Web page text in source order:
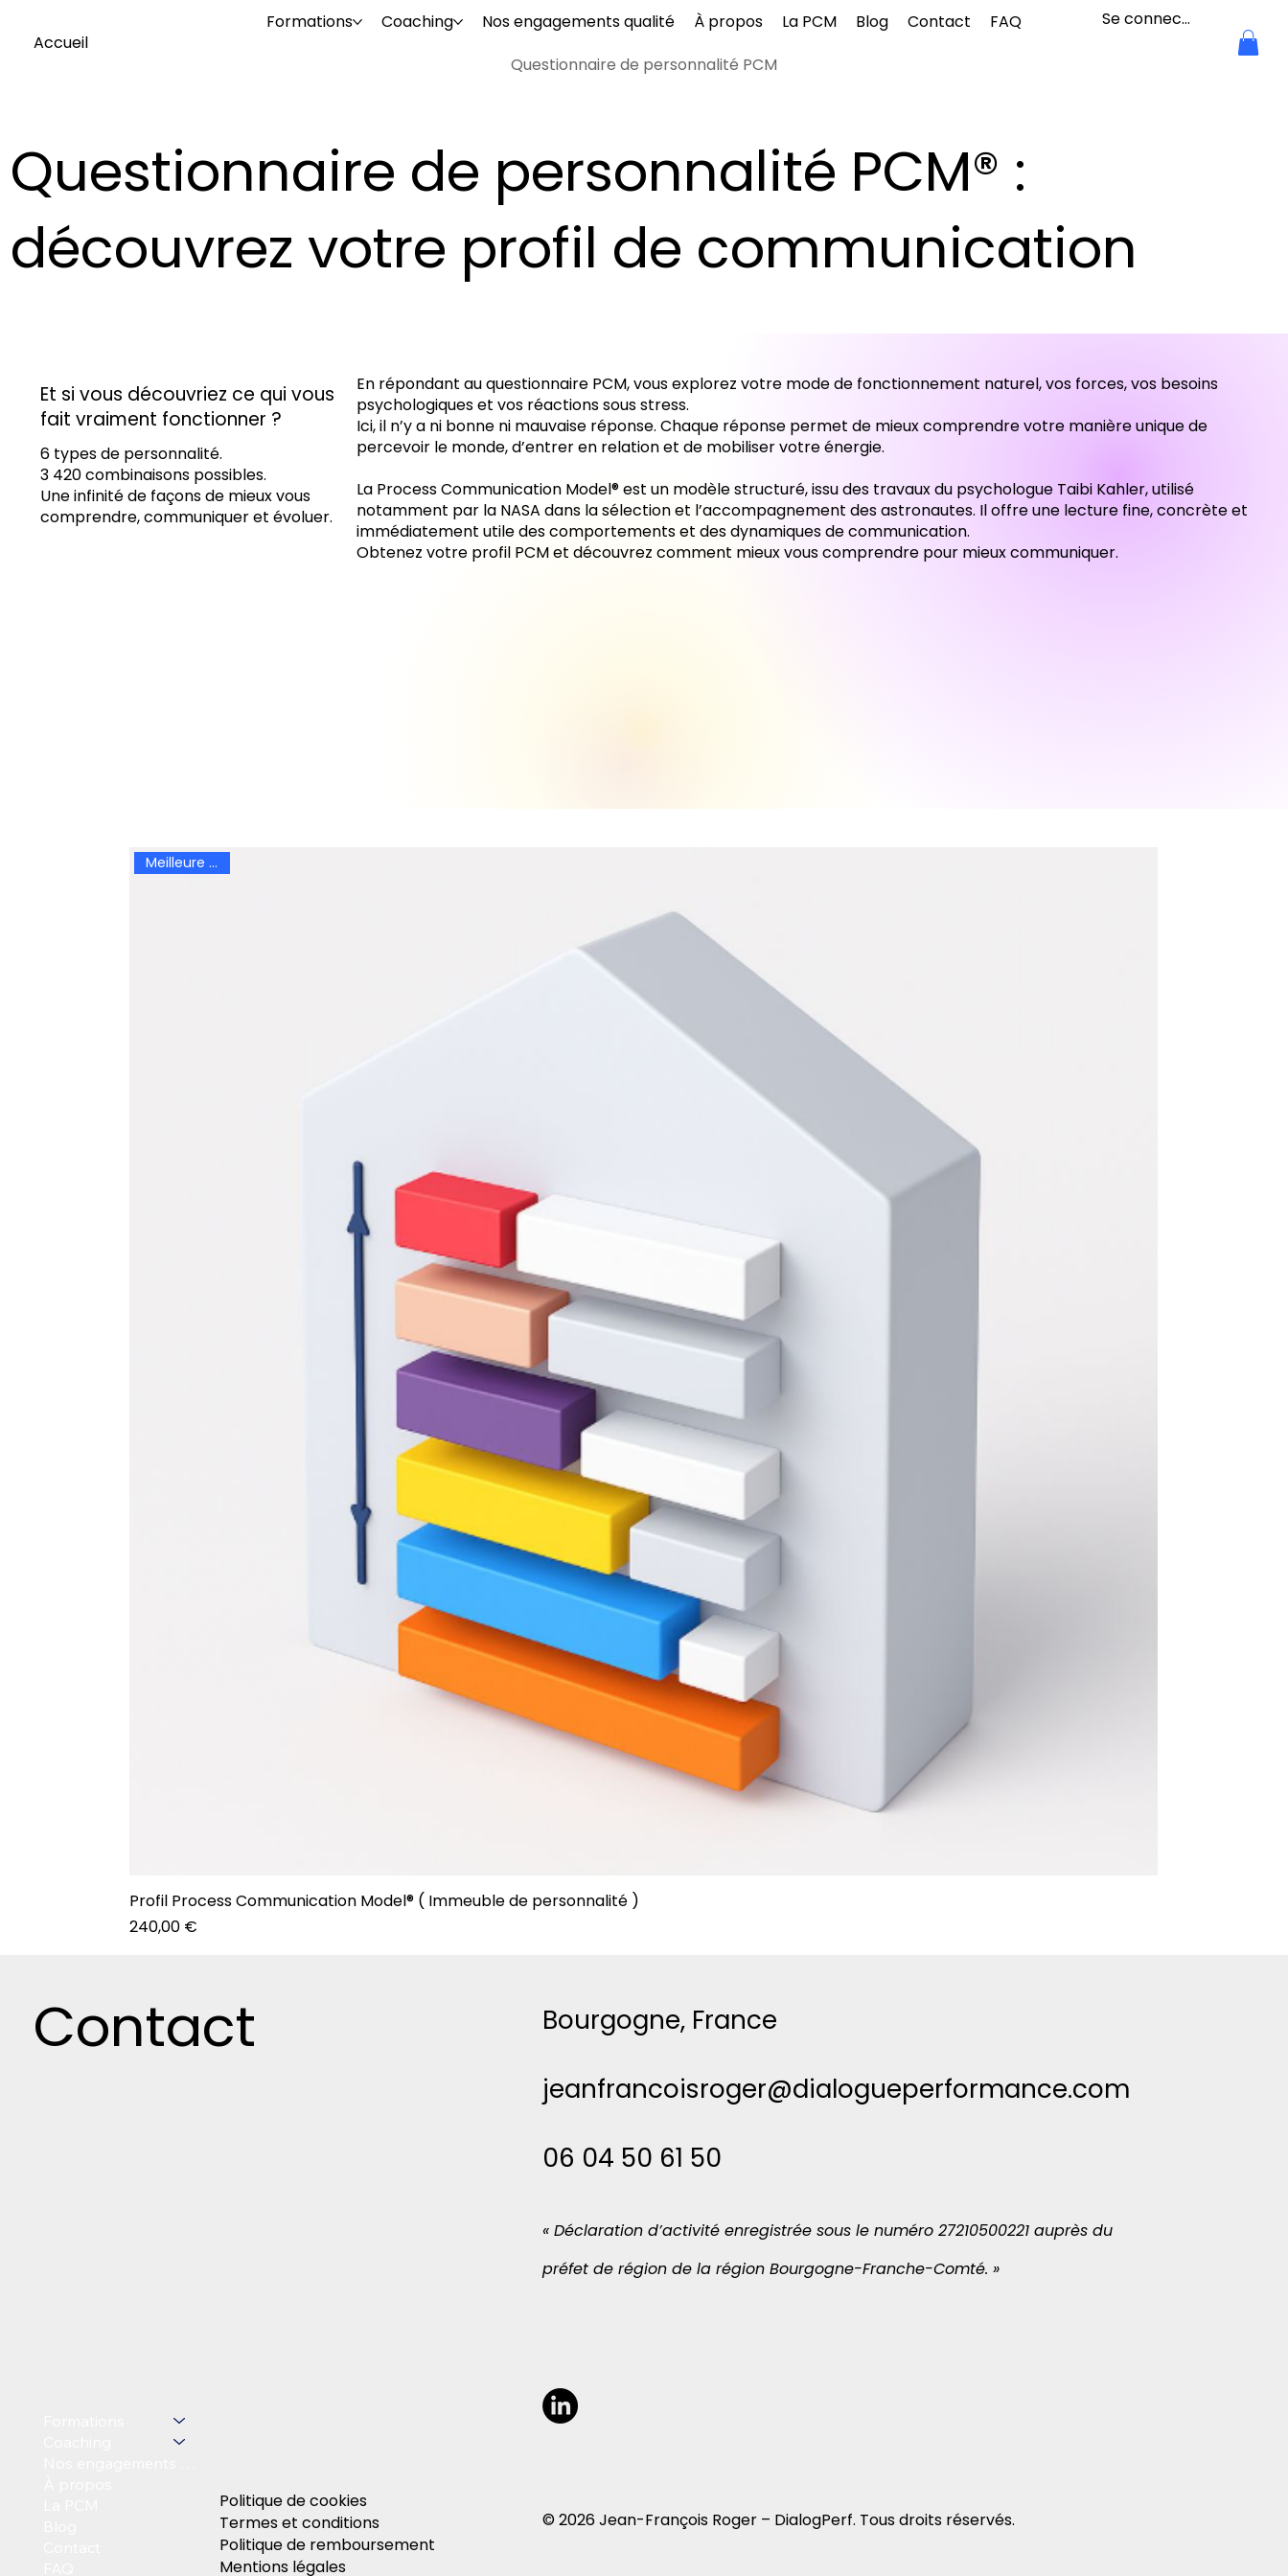
Accueil
Se connecter
Formations Coaching Nos engagements qualité À propos La PCM Blog Contact
FAQ
Questionnaire de personnalité PCM
Questionnaire de personnalité PCM® :
découvrez votre profil de communication
Et si vous découvriez ce qui vous
fait vraiment fonctionner ?
6 types de personnalité.
3 420 combinaisons possibles.
Une infinité de façons de mieux vous
comprendre, communiquer et évoluer.
En répondant au questionnaire PCM, vous explorez votre mode de fonctionnement naturel, vos forces, vos besoins
psychologiques et vos réactions sous stress.
Ici, il n’y a ni bonne ni mauvaise réponse. Chaque réponse permet de mieux comprendre votre manière unique de
percevoir le monde, d’entrer en relation et de mobiliser votre énergie.
La Process Communication Model® est un modèle structuré, issu des travaux du psychologue Taibi Kahler, utilisé
notamment par la NASA dans la sélection et l’accompagnement des astronautes. Il offre une lecture fine, concrète et
immédiatement utile des comportements et des dynamiques de communication.
Obtenez votre profil PCM et découvrez comment mieux vous comprendre pour mieux communiquer.
Aperçu rapide
Meilleure vente
Profil Process Communication Model® ( Immeuble de personnalité )
Prix
240,00 €
Contact
Bourgogne, France
jeanfrancoisroger@dialogueperformance.com
06 04 50 61 50
« Déclaration d’activité enregistrée sous le numéro 27210500221 auprès du
préfet de région de la région Bourgogne-Franche-Comté. »
Politique de cookies
Termes et conditions
Politique de remboursement
Mentions légales
© 2026 Jean-François Roger – DialogPerf. Tous droits réservés.